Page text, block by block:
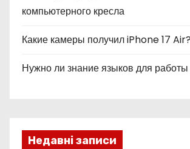
компьютерного кресла
Какие камеры получил iPhone 17 Air?
Нужно ли знание языков для работы
Недавні записи